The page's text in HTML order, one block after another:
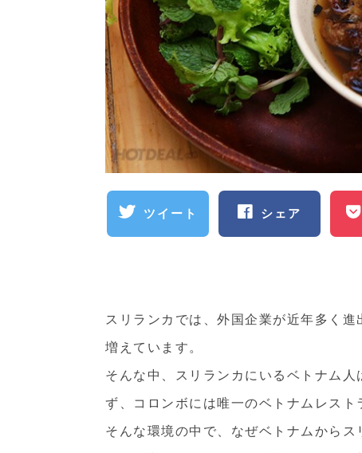
ツイート シェア
スリランカでは、外国企業が近年多く
増えています。
そんな中、スリランカにいるベトナム
ず、コロンボには唯一のベトナムレスト
そんな環境の中で、なぜベトナムから